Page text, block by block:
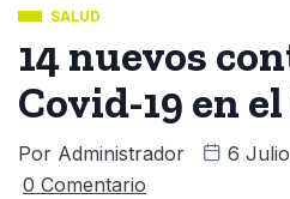
SALUD
14 nuevos
Covid-19 en
Por Administrador 6
0 Comentario